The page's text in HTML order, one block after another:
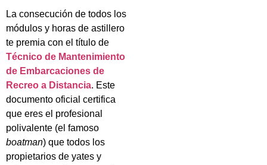
La consecución de todos los
módulos y horas de astillero
te premia con el título de
Técnico de Mantenimiento
de Embarcaciones de
Recreo a Distancia. Este
documento oficial certifica
que eres el profesional
polivalente (el famoso
boatman) que todos los
propietarios de yates y